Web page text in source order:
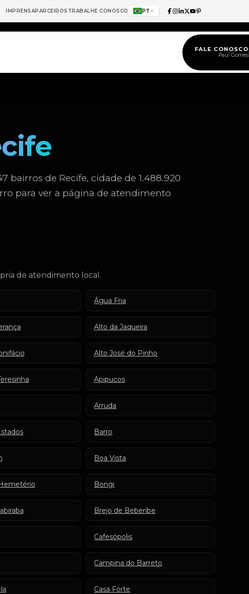
IMPRENSAPARCEIROS TRABALHE CONOSCO PT
FALE CONOSCO
Paul Gomes
bairros de Recife, cidade de 1.488.920
para ver a página de atendimento
de atendimento local.
Água Fria
Alto da Jaqueira
Alto José do Pinho
Apipucos
Arruda
Barro
Boa Vista
Bongi
Brejo de Beberibe
Cafesópolis
Campina do Barreto
Casa Forte